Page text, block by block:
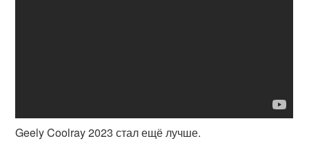
Geely Coolray 2023 стал ещё лучше.